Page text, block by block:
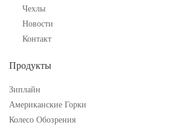
Чехлы
Новости
Контакт
Продукты
Зиплайн
Американские Горки
Колесо Обозрения